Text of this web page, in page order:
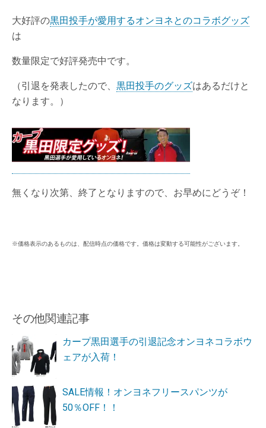
大好評の黒田投手が愛用するオンヨネとのコラボグッズ
は
数量限定で好評発売中です。
（引退を発表したので、 黒田投手のグッズはあるだけと
なります。）
無くなり次第、終了となりますので、お早めにどうぞ！
※価格表示のあるものは、配信時点の価格です。価格は変動する可能性がございます。
その他関連記事
カープ黒田選手の引退記念オンヨネコラボウ
ェアが入荷！
SALE情報！オンヨネフリースパンツが
50％OFF！！